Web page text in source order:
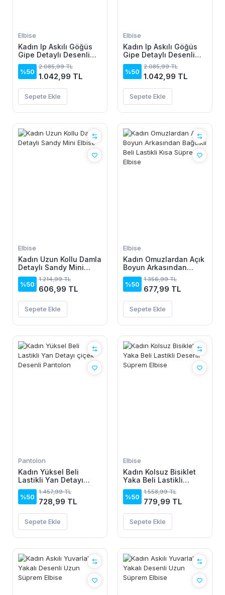
Elbise
Kadın Ip Askılı Göğüs
Gipe Detaylı Desenli
Uzun Süprem Elbise
%50
2.085,99 TL
1.042,99 TL
Sepete Ekle
Elbise
Kadın Ip Askılı Göğüs
Gipe Detaylı Desenli
Uzun Süprem Elbise
%50
2.085,99 TL
1.042,99 TL
Sepete Ekle
Elbise
Kadın Uzun Kollu Damla
Detaylı Sandy Mini
Elbise
%50
1.214,99 TL
606,99 TL
Sepete Ekle
Elbise
Kadın Omuzlardan Açık
Boyun Arkasından
Bağcıklı Beli Lastikli
Kısa Süprem Elbise
%50
1.356,99 TL
677,99 TL
Sepete Ekle
Pantolon
Kadın Yüksel Beli
Lastikli Yan Detayı
çiçek Desenli Pantolon
%50
1.457,99 TL
728,99 TL
Sepete Ekle
Elbise
Kadın Kolsuz Bisiklet
Yaka Beli Lastikli
Desenli Süprem Elbise
%50
1.558,99 TL
779,99 TL
Sepete Ekle